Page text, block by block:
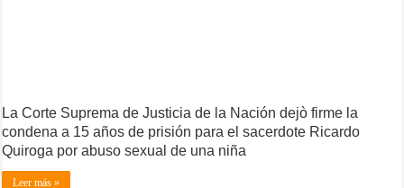
La Corte Suprema de Justicia de la Nación dejò firme la
condena a 15 años de prisión para el sacerdote Ricardo
Quiroga por abuso sexual de una niña
Leer más »